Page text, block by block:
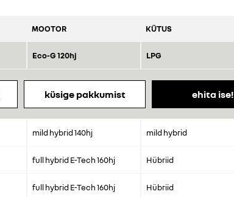
MOOTOR KÜTUS
Eco-G 120hj LPG
küsige pakkumist ehita ise!
mild hybrid 140hj mild hybrid
full hybrid E-Tech 160hj Hübriid
full hybrid E-Tech 160hj Hübriid